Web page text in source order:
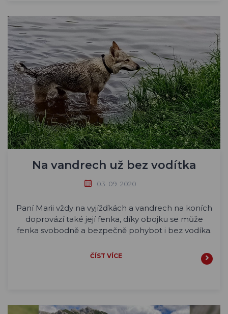
Na vandrech už bez vodítka
03. 09. 2020
Paní Marii vždy na vyjížďkách a vandrech na koních
doprovází také její fenka, díky obojku se může
fenka svobodně a bezpečně pohybot i bez vodíka.
ČÍST VÍCE